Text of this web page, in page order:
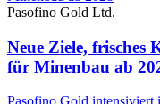
Pasofino Gold Ltd.
Neue Ziele, frisches
für Minenbau ab